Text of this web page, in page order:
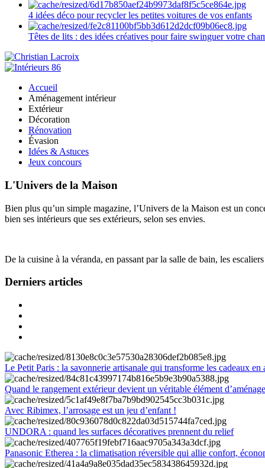
4 idées déco pour recycler les petites voitures de vos enfants
Têtes de lits : des idées créatives pour faire swinguer votre
Accueil
Aménagement intérieur
Extérieur
Décoration
Rénovation
Évasion
Idées & Astuces
Jeux concours
L'Univers de la Maison
Bien plus qu’un simple magazine, l’Univers de la Maison est un
bien ses intérieurs que ses extérieurs, selon ses envies.
De la cuisine à la véranda, en passant par la salle de bain, les
Derniers articles
Le Petit Paris : la savonnerie artisanale qui transforme les cadeaux en
Quand le rangement extérieur devient un véritable élément
Avec Ribimex, l’arrosage est un jeu d’enfant !
UNDORA : quand les surfaces décoratives prennent du relief
Panasonic Etherea : la climatisation réversible qui allie confort,